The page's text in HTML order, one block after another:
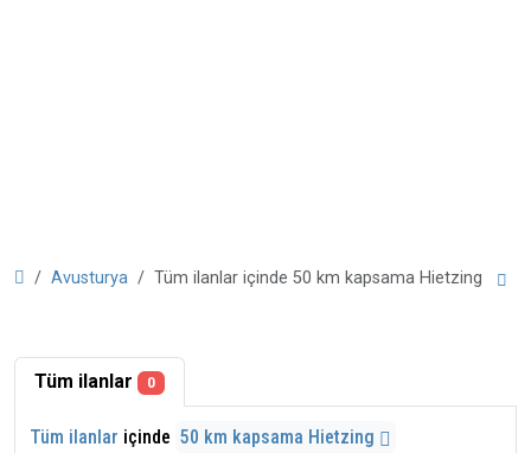
Avusturya Tüm ilanlar içinde 50 km kapsama Hietzing
Tüm ilanlar 0
Tüm ilanlar içinde 50 km kapsama Hietzing